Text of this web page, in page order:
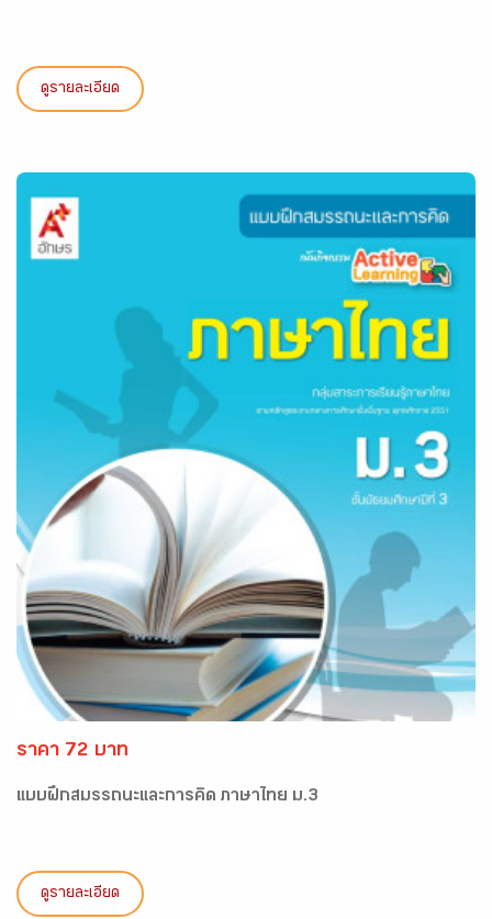
ดูรายละเอียด
ราคา 72 บาท
แบบฝึกสมรรถนะและการคิด ภาษาไทย ม.3
ดูรายละเอียด